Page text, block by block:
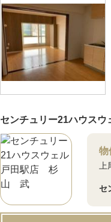
センチュリー21ハウスウ
物
上
セ